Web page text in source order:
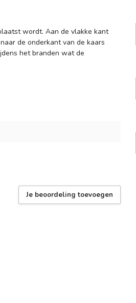
wordt. Aan de vlakke kant
de onderkant van de kaars
het branden wat de
Je beoordeling toevoegen